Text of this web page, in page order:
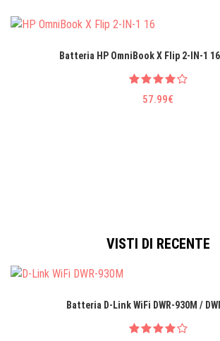
Batteria HP OmniBook X Flip 2-IN-1
57.99€
VISTI DI RECENTE
Batteria D-Link WiFi DWR-930M /